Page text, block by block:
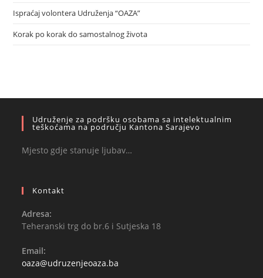
Ispraćaj volontera Udruženja “OAZA”
Korak po korak do samostalnog života
Udruženje za podršku osobama sa intelektualnim
teškoćama na području Kantona Sarajevo
Mjesto gdje stanuje ljubav…
Kontakt
Adresa:
Teheranski trg do br.6 i Sutjeska 18
Email:
oaza@udruzenjeoaza.ba